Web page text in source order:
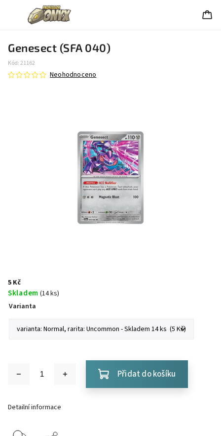
Genesect (SFA 040)
Kód:21162
Neohodnoceno
5 Kč
Skladem (14 ks)
Varianta
Přidat do košíku
Detailní informace